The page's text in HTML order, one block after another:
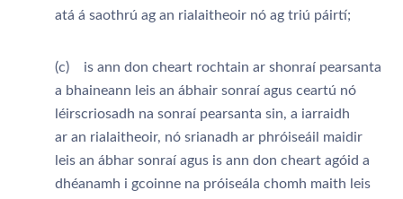
atá á saothrú ag an rialaitheoir nó ag triú páirtí;
(c) is ann don cheart rochtain ar shonraí pearsanta
a bhaineann leis an ábhair sonraí agus ceartú nó
léirscriosadh na sonraí pearsanta sin, a iarraidh
ar an rialaitheoir, nó srianadh ar phróiseáil maidir
leis an ábhar sonraí agus is ann don cheart agóid a
dhéanamh i gcoinne na próiseála chomh maith leis